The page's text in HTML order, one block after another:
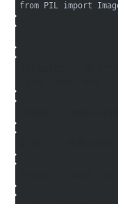
from PIL import